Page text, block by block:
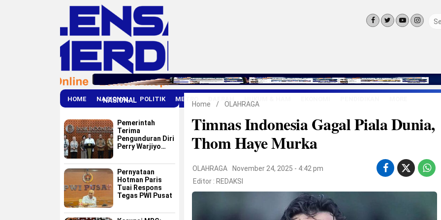
HOME NASIONAL POLITIK METRO
OLAHRAGA
OPINI
NASIONAL
Pemerintah
Terima
Pengunduran Diri
Perry Warjiyo
Indonesia
Pernyataan
Hotman Paris
Tuai Respons
Tegas PWI Pusat
Home / OLAHRAGA
Timnas Indonesia Gagal Piala Dunia,
Thom Haye Murka
OLAHRAGA
November 24, 2025 - 4:42 pm
Editor : REDAKSI